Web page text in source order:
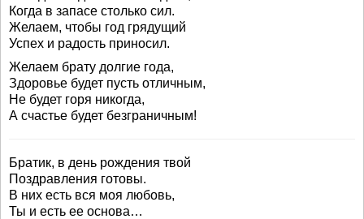
Когда в запасе столько сил.
Желаем, чтобы год грядущий
Успех и радость приносил.
Желаем брату долгие года,
Здоровье будет пусть отличным,
Не будет горя никогда,
А счастье будет безграничным!
Братик, в день рождения твой
Поздравления готовы.
В них есть вся моя любовь,
Ты и есть ее основа…